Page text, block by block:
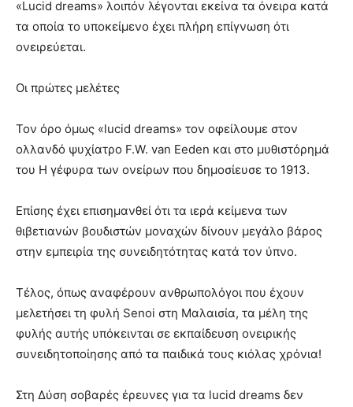
«Lucid dreams» λοιπόν λέγονται εκείνα τα όνειρα κατά
τα οποία το υποκείμενο έχει πλήρη επίγνωση ότι
ονειρεύεται.
Οι πρώτες μελέτες
Τον όρο όμως «lucid dreams» τον οφείλουμε στον
ολλανδό ψυχίατρο F.W. van Eeden και στο μυθιστόρημά
του Η γέφυρα των ονείρων που δημοσίευσε το 1913.
Επίσης έχει επισημανθεί ότι τα ιερά κείμενα των
θιβετιανών βουδιστών μοναχών δίνουν μεγάλο βάρος
στην εμπειρία της συνειδητότητας κατά τον ύπνο.
Τέλος, όπως αναφέρουν ανθρωπολόγοι που έχουν
μελετήσει τη φυλή Senoi στη Μαλαισία, τα μέλη της
φυλής αυτής υπόκεινται σε εκπαίδευση ονειρικής
συνειδητοποίησης από τα παιδικά τους κιόλας χρόνια!
Στη Δύση σοβαρές έρευνες για τα lucid dreams δεν